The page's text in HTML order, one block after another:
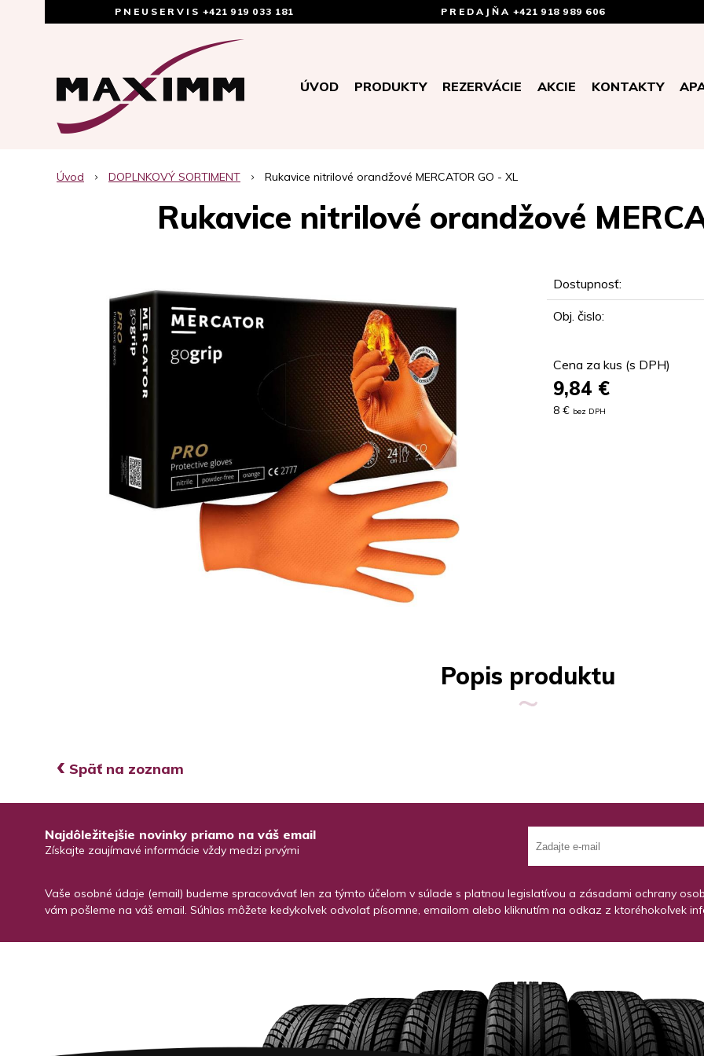
PNEUSERVIS +421 919 033 181 PREDAJŇA +421 918 989 606
ÚVOD PRODUKTY REZERVÁCIE AKCIE KONTAKTY
Úvod DOPLNKOVÝ SORTIMENT Rukavice nitrilové orandžové MERCATOR GO - XL
Rukavice nitrilové orandžové
Dostupnosť:
Obj. čislo:
Cena za kus (s DPH)
9,84 €
8 € bez DPH
Popis produktu
‹ Späť na zoznam
Najdôležitejšie novinky priamo na váš email
Získajte zaujímavé informácie vždy medzi prvými
Vaše osobné údaje (email) budeme spracovávať len za týmto účelom v súlade s platnou legislatívou a zásadami ochrany
vám pošleme na váš email. Súhlas môžete kedykoľvek odvolať písomne, emailom alebo kliknutím na odkaz z ktoréhokoľvek